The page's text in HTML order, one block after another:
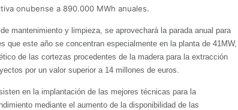
onubense a 890.000 MWh anuales.
mantenimiento y limpieza, se aprovechará la parada anual para
que este año se concentran especialmente en la planta de 41MW,
de las cortezas procedentes de la madera para la extracción
por un valor superior a 14 millones de euros.
en la implantación de las mejores técnicas para la
mediante el aumento de la disponibilidad de las